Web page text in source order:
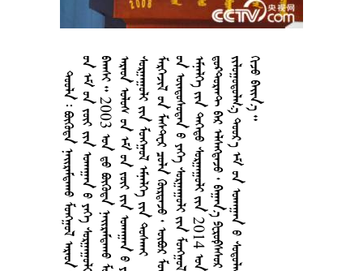
               2003                                2014            